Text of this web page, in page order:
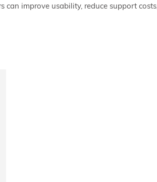
improve usability, reduce support